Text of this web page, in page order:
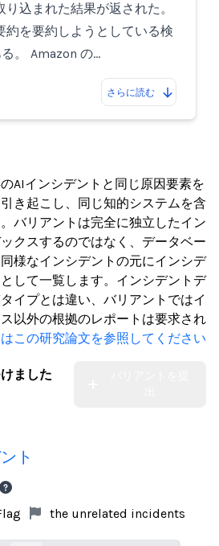
込まれた結果が返された。
約を要約しようとしている検
。 Amazon の…
さらに読む
AIインシデントと同じ原因要素を
き起こし、同じ知的システムを含
バリアントは完全に独立したイン
クスするのではなく、データベー
様なインシデントの元にインシデ
して一覧します。インシデントデ
イプとは違い、バリアントではイ
以外の根拠のレポートは要求され
この研究論文を参照してください
ました
ト
the unrelated incidents